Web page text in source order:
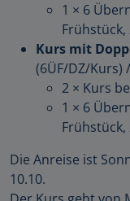
1 × 6
Frühstück,
Kurs mit
(6ÜF/DZ/Kurs) /
2 × Kurs
1 × 6
Frühstück,
Die Anreise ist
10.10.